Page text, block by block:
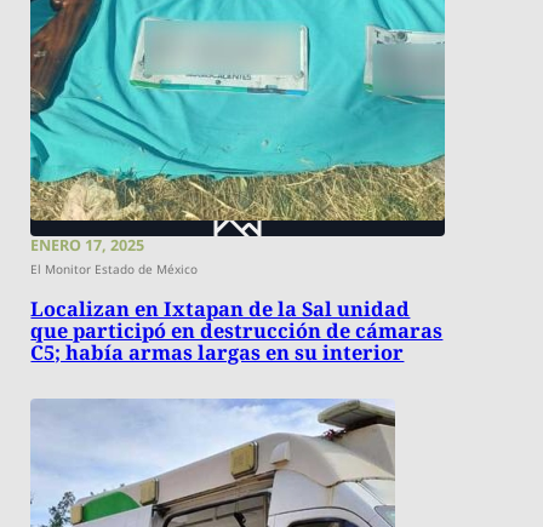
ENERO 17, 2025
El Monitor Estado de México
Localizan en Ixtapan de la Sal unidad
que participó en destrucción de cámaras
C5; había armas largas en su interior